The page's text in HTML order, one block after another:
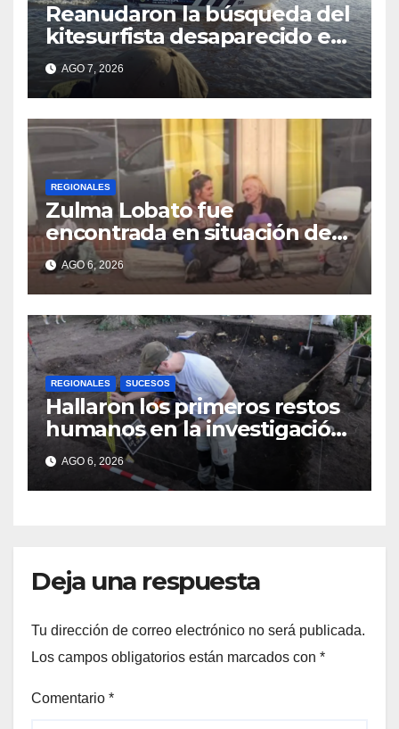
Reanudaron la búsqueda del
kitesurfista desaparecido en
aguas de la Laguna Setúbal
AGO 7, 2026
REGIONALES
Zulma Lobato fue
encontrada en situación de
calle en Paraná
AGO 6, 2026
REGIONALES SUCESOS
Hallaron los primeros restos
humanos en la investigación
por la Masacre Indígena de
San Antonio de Obligado
AGO 6, 2026
Deja una respuesta
Tu dirección de correo electrónico no será publicada.
Los campos obligatorios están marcados con *
Comentario *